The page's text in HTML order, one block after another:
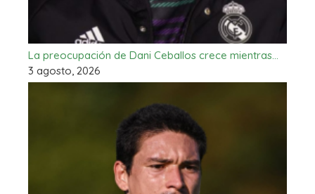
La preocupación de Dani Ceballos crece mientras…
3 agosto, 2026